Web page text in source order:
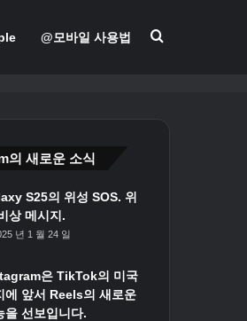
@모바일 사용법
의 새로운 소식
S25의 위성 SOS. 위
상 메시지.
년 1 월 24 일
은 TikTok의 미국
에 앞서 Reels의 새로운
을 선보입니다.